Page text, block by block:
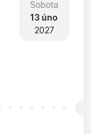
Sobota
13 úno
2027